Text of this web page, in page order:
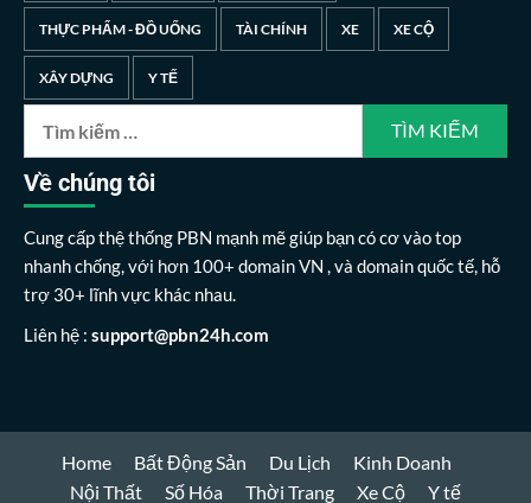
THỰC PHẨM - ĐỒ UỐNG TÀI CHÍNH XE XE CỘ
XÂY DỰNG Y TẾ
Về chúng tôi
Cung cấp thệ thống PBN mạnh mẽ giúp bạn có cơ vào top
nhanh chống, với hơn 100+ domain VN , và domain quốc tế, hỗ
trợ 30+ lĩnh vực khác nhau.
Liên hệ : support@pbn24h.com
Home Bất Động Sản Du Lịch
Kinh Doanh
Nội Thất
Số Hóa Thời Trang Xe Cộ Y tế